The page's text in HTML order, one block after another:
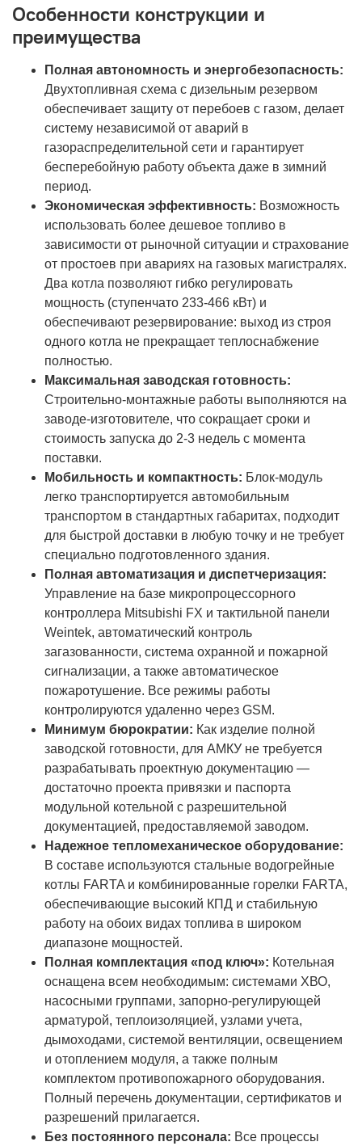
Особенности конструкции и
преимущества
Полная автономность и энергобезопасность:
Двухтопливная схема с дизельным резервом
обеспечивает защиту от перебоев с газом, делает
систему независимой от аварий в
газораспределительной сети и гарантирует
бесперебойную работу объекта даже в зимний
период.
Экономическая эффективность: Возможность
использовать более дешевое топливо в
зависимости от рыночной ситуации и страхование
от простоев при авариях на газовых магистралях.
Два котла позволяют гибко регулировать
мощность (ступенчато 233-466 кВт) и
обеспечивают резервирование: выход из строя
одного котла не прекращает теплоснабжение
полностью.
Максимальная заводская готовность:
Строительно-монтажные работы выполняются на
заводе-изготовителе, что сокращает сроки и
стоимость запуска до 2-3 недель с момента
поставки.
Мобильность и компактность: Блок-модуль
легко транспортируется автомобильным
транспортом в стандартных габаритах, подходит
для быстрой доставки в любую точку и не требует
специально подготовленного здания.
Полная автоматизация и диспетчеризация:
Управление на базе микропроцессорного
контроллера Mitsubishi FX и тактильной панели
Weintek, автоматический контроль
загазованности, система охранной и пожарной
сигнализации, а также автоматическое
пожаротушение. Все режимы работы
контролируются удаленно через GSM.
Минимум бюрократии: Как изделие полной
заводской готовности, для АМКУ не требуется
разрабатывать проектную документацию —
достаточно проекта привязки и паспорта
модульной котельной с разрешительной
документацией, предоставляемой заводом.
Надежное тепломеханическое оборудование:
В составе используются стальные водогрейные
котлы FARTA и комбинированные горелки FARTA,
обеспечивающие высокий КПД и стабильную
работу на обоих видах топлива в широком
диапазоне мощностей.
Полная комплектация «под ключ»: Котельная
оснащена всем необходимым: системами ХВО,
насосными группами, запорно-регулирующей
арматурой, теплоизоляцией, узлами учета,
дымоходами, системой вентиляции, освещением
и отоплением модуля, а также полным
комплектом противопожарного оборудования.
Полный перечень документации, сертификатов и
разрешений прилагается.
Без постоянного персонала: Все процессы